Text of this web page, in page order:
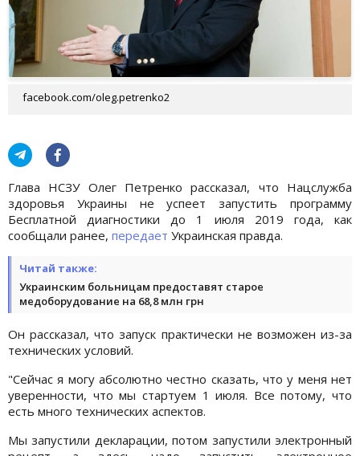
facebook.com/oleg.petrenko2
Глава НСЗУ Олег Петренко рассказал, что Нацслужба
здоровья Украины не успеет запустить программу
Бесплатной диагностики до 1 июля 2019 года, как
сообщали ранее, передает Украинская правда.
Читай также:
Украинским больницам предоставят старое
медоборудование на 68,8 млн грн
Он рассказал, что запуск практически не возможен из-за
технических условий.
"Сейчас я могу абсолютно честно сказать, что у меня нет
уверенности, что мы стартуем 1 июля. Все потому, что
есть много технических аспектов.
Мы запустили декларации, потом запустили электронный